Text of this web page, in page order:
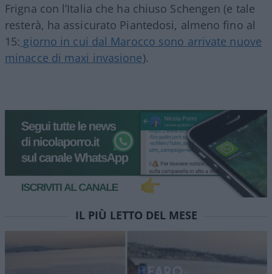
Frigna con l’Italia che ha chiuso Schengen (e tale
resterà, ha assicurato Piantedosi, almeno fino al
15: giorno in cui dal Marocco sono arrivate nuove
minacce di maxi invasione).
IL PIÙ LETTO DEL MESE